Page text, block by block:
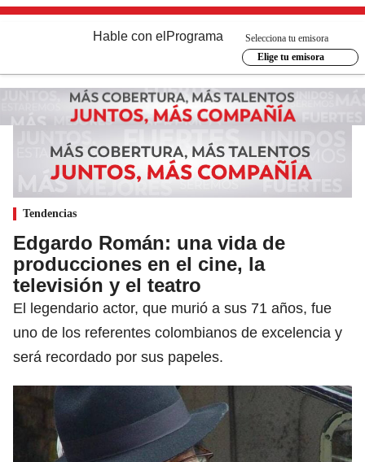
Hable con el Programa
Selecciona tu emisora
Elige tu emisora
Tendencias
Edgardo Román: una vida de
producciones en el cine, la
televisión y el teatro
El legendario actor, que murió a sus 71 años, fue
uno de los referentes colombianos de excelencia y
será recordado por sus papeles.